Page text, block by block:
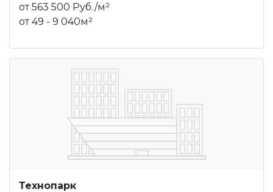
от 563 500 Руб./м²
от 49 - 9 040м²
Технопарк